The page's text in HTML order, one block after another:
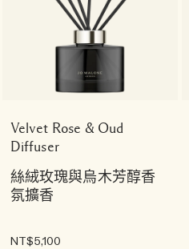
Velvet Rose & Oud
Diffuser
絲絨玫瑰與烏木芳醇香
氛擴香
NT$5,100